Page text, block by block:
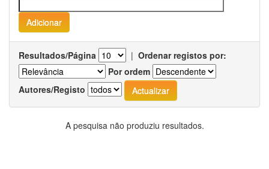
Resultados/Página | Ordenar registos por:
Por ordem
Autores/Registo
A pesquisa não produziu resultados.